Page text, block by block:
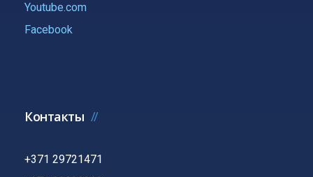
Youtube.com
Facebook
Контакты
+371 29721471